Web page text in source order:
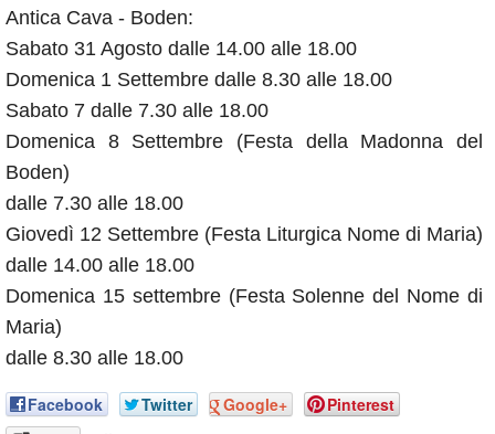
Antica Cava - Boden:
Sabato 31 Agosto dalle 14.00 alle 18.00
Domenica 1 Settembre dalle 8.30 alle 18.00
Sabato 7 dalle 7.30 alle 18.00
Domenica 8 Settembre (Festa della Madonna del
Boden)
dalle 7.30 alle 18.00
Giovedì 12 Settembre (Festa Liturgica Nome di Maria)
dalle 14.00 alle 18.00
Domenica 15 settembre (Festa Solenne del Nome di
Maria)
dalle 8.30 alle 18.00
Facebook Twitter Google+ Pinterest